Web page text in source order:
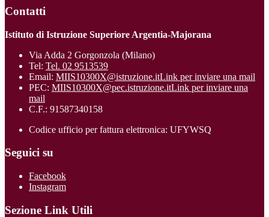
Contatti
Istituto di Istruzione Superiore Argentia-Majorana
Via Adda 2 Gorgonzola (Milano)
Tel: Tel. 02 9513539
Email: MIIS10300X@istruzione.itLink per inviare una mail
PEC: MIIS10300X@pec.istruzione.itLink per inviare una
mail
C.F.: 91587340158
Codice ufficio per fattura elettronica: UFYWSQ
Seguici su
Facebook
Instagram
Sezione Link Utili